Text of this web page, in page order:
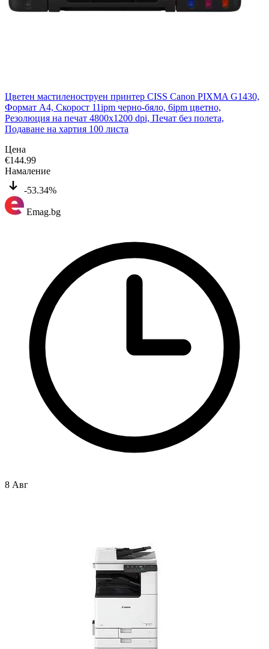
Цветен мастиленоструен принтер CISS Canon PIXMA G1430,
Формат A4, Скорост 11ipm черно-бяло, 6ipm цветно,
Резолюция на печат 4800x1200 dpi, Печат без полета,
Подаване на хартия 100 листа
Цена
€144.99
Намаление
-53.34%
Emag.bg
8 Авг